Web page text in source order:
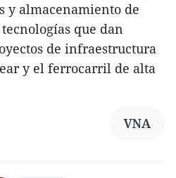
y almacenamiento de
que dan
de infraestructura
y el ferrocarril de alta
VNA